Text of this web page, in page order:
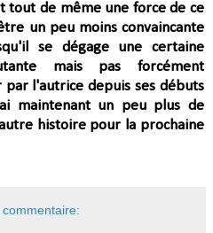
tout de même une force de ce
un peu moins convaincante
se dégage une certaine
mais pas forcément
l'autrice depuis ses débuts
maintenant un peu plus de
histoire pour la prochaine
commentaire: